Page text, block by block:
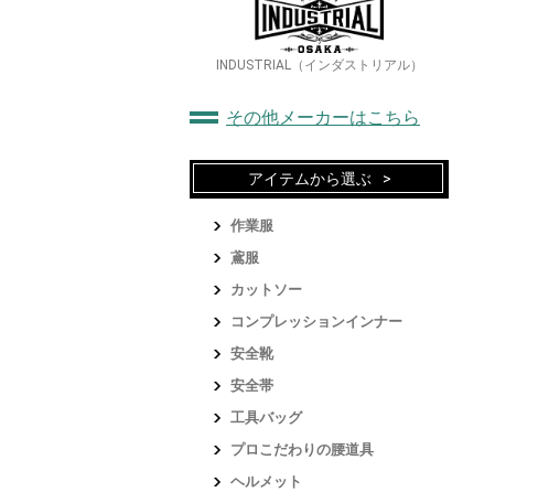
INDUSTRIAL（インダストリアル）
その他メーカーはこちら
アイテムから選ぶ
作業服
鳶服
カットソー
コンプレッションインナー
安全靴
安全帯
工具バッグ
プロこだわりの腰道具
ヘルメット